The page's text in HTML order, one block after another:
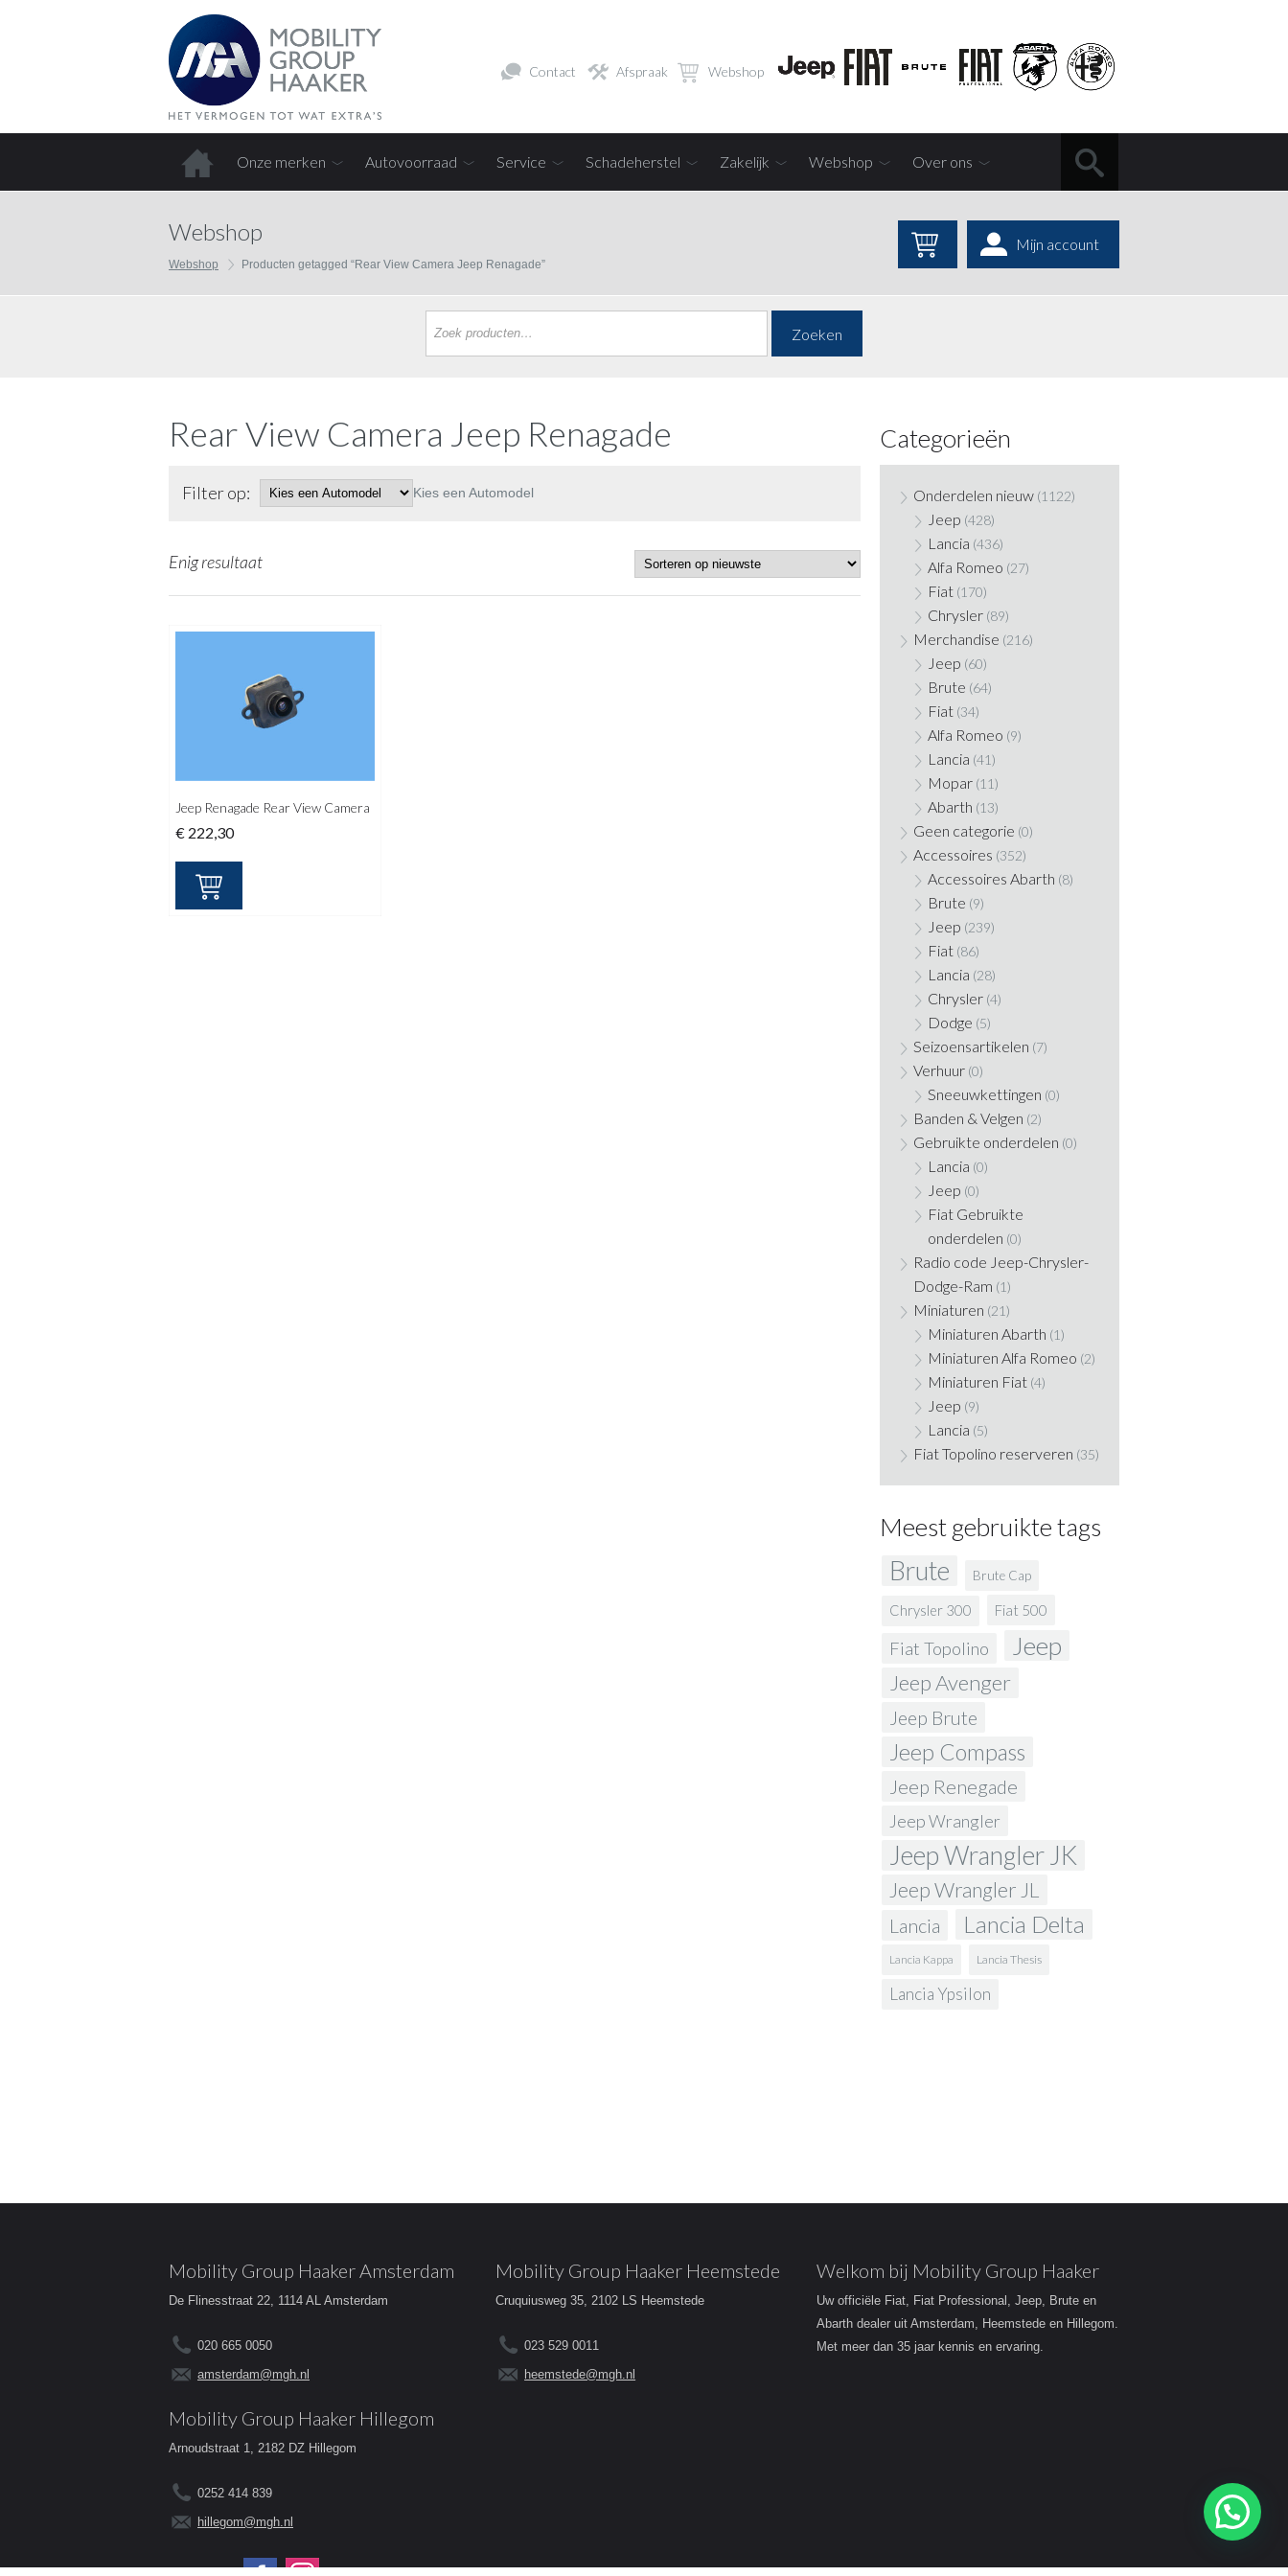
Contact Afspraak Webshop
Onze merken Autovoorraad Service Schadeherstel Zakelijk Webshop Over ons
Webshop
Webshop Producten getagged “Rear View Camera Jeep Renagade”
Mijn account
Zoeken
Rear View Camera Jeep Renagade
Filter op: Kies een Automodel
Enig resultaat
Jeep Renagade Rear View Camera
€ 222,30
Categorieën
Onderdelen nieuw (1122)
Jeep (428)
Lancia (436)
Alfa Romeo (27)
Fiat (170)
Chrysler (89)
Merchandise (216)
Jeep (60)
Brute (64)
Fiat (34)
Alfa Romeo (9)
Lancia (41)
Mopar (11)
Abarth (13)
Geen categorie (0)
Accessoires (352)
Accessoires Abarth (8)
Brute (9)
Jeep (239)
Fiat (86)
Lancia (28)
Chrysler (4)
Dodge (5)
Seizoensartikelen (7)
Verhuur (0)
Sneeuwkettingen (0)
Banden & Velgen (2)
Gebruikte onderdelen (0)
Lancia (0)
Jeep (0)
Fiat Gebruikte
onderdelen (0)
Radio code Jeep-Chrysler-
Dodge-Ram (1)
Miniaturen (21)
Miniaturen Abarth (1)
Miniaturen Alfa Romeo (2)
Miniaturen Fiat (4)
Jeep (9)
Lancia (5)
Fiat Topolino reserveren (35)
Meest gebruikte tags
Brute Brute Cap
Chrysler 300 Fiat 500
Fiat Topolino Jeep
Jeep Avenger
Jeep Brute
Jeep Compass
Jeep Renegade
Jeep Wrangler
Jeep Wrangler JK
Jeep Wrangler JL
Lancia Lancia Delta
Lancia Kappa Lancia Thesis
Lancia Ypsilon
Mobility Group Haaker Amsterdam
De Flinesstraat 22, 1114 AL Amsterdam
020 665 0050
amsterdam@mgh.nl
Mobility Group Haaker Heemstede
Cruquiusweg 35, 2102 LS Heemstede
023 529 0011
heemstede@mgh.nl
Mobility Group Haaker Hillegom
Arnoudstraat 1, 2182 DZ Hillegom
0252 414 839
hillegom@mgh.nl
Volg ons op:
Welkom bij Mobility Group Haaker
Uw officiële Fiat, Fiat Professional, Jeep, Brute en
Abarth dealer uit Amsterdam, Heemstede en Hillegom.
Met meer dan 35 jaar kennis en ervaring.